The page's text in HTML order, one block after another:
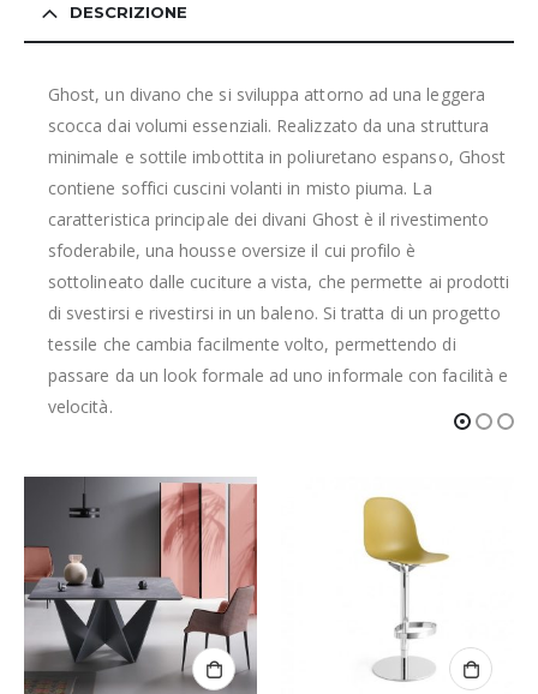
DESCRIZIONE
Ghost, un divano che si sviluppa attorno ad una leggera
scocca dai volumi essenziali. Realizzato da una struttura
minimale e sottile imbottita in poliuretano espanso, Ghost
contiene soffici cuscini volanti in misto piuma. La
caratteristica principale dei divani Ghost è il rivestimento
sfoderabile, una housse oversize il cui profilo è
sottolineato dalle cuciture a vista, che permette ai prodotti
di svestirsi e rivestirsi in un baleno. Si tratta di un progetto
tessile che cambia facilmente volto, permettendo di
passare da un look formale ad uno informale con facilità e
velocità.